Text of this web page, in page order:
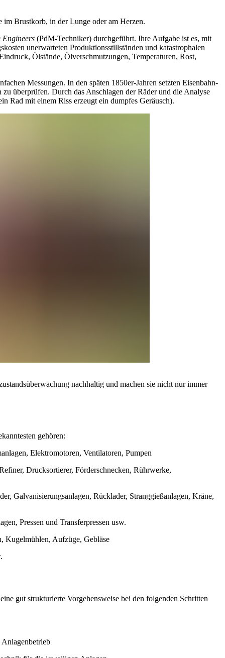
Brustkorb, in der Lunge oder am Herzen.
Engineers (PdM-Techniker) durchgeführt. Ihre Aufgabe ist es, mit
unerwarteten Produktionsstillständen und katastrophalen
Ölstände, Ölverschmutzungen, Temperaturen, Rost,
Messungen. In den späten 1850er-Jahren setzten Eisenbahn-
überprüfen. Durch das Anschlagen der Räder und die Analyse
Rad mit einem Riss erzeugt ein dumpfes Geräusch).
nachhaltig und machen sie nicht nur immer
gehören:
Elektromotoren, Ventilatoren, Pumpen
Drucksortierer, Förderschnecken, Rührwerke,
Galvanisierungsanlagen, Rücklader, Stranggießanlagen, Kräne,
Pressen und Transferpressen usw.
Kugelmühlen, Aufzüge, Gebläse
gut strukturierte Vorgehensweise bei den folgenden Schritten